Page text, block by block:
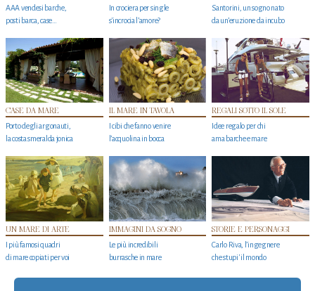
AAA vendesi barche,
posti barca, case…
In crociera per single
s'incrocia l’amore?
Santorini, un sogno nato
da un’eruzione da incubo
CASE DA MARE
Porto degli argonauti,
la costa smeralda jonica
IL MARE IN TAVOLA
I cibi che fanno venire
l’acquolina in bocca
REGALI SOTTO IL SOLE
Idee regalo per chi
ama barche e mare
UN MARE DI ARTE
I più famosi quadri
di mare copiati per voi
IMMAGINI DA SOGNO
Le più incredibili
burrasche in mare
STORIE E PERSONAGGI
Carlo Riva, l’ingegnere
che stupi' il mondo